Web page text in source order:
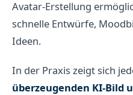
Avatar-Erstellung
schnelle Entwürfe,
Ideen.
In der Praxis zeigt sich
überzeugenden KI-Bild